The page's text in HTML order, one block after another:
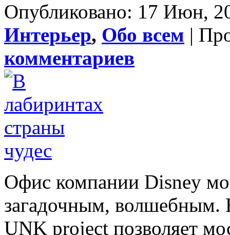
Опубликовано: 17 Июн,
Интерьер, Обо всем |
комментариев
Офис компании Disney
загадочным, волшебным.
UNK project позволяет